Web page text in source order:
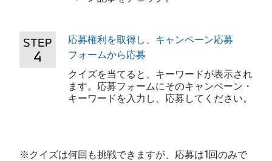
応募権利を取得し、キャンペーン応募
フォームから応募
クイズを当てると、キーワードが表示され
ます。応募フォームにそのキャンペーン・
キーワードを入力し、応募してください。
※クイズは何回も挑戦できますが、応募は1回のみで